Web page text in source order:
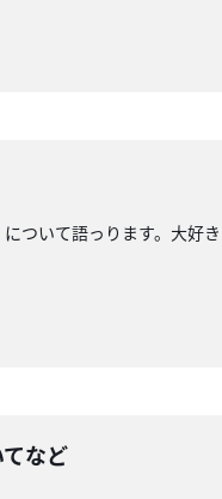
ついて語っります。大好
など